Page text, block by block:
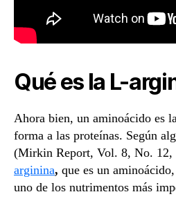
Qué es la L-
Ahora bien, un aminoácido es
forma a las proteínas. Según
(Mirkin Report, Vol. 8, No. 12,
arginina, que es un
uno de los nutrimentos más